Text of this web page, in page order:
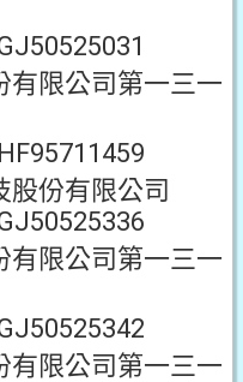
有限公司第一三一
份有限公司
有限公司第一三一
有限公司第一三一